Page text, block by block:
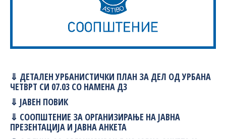
⇓ ДЕТАЛЕН УРБАНИСТИЧКИ ПЛАН ЗА ДЕЛ ОД УРБАНА
ЧЕТВРТ СИ 07.03 СО НАМЕНА Д3
⇓ ЈАВЕН ПОВИК
⇓ СООПШТЕНИЕ ЗА ОРГАНИЗИРАЊЕ НА ЈАВНА
ПРЕЗЕНТАЦИЈА И ЈАВНА АНКЕТА